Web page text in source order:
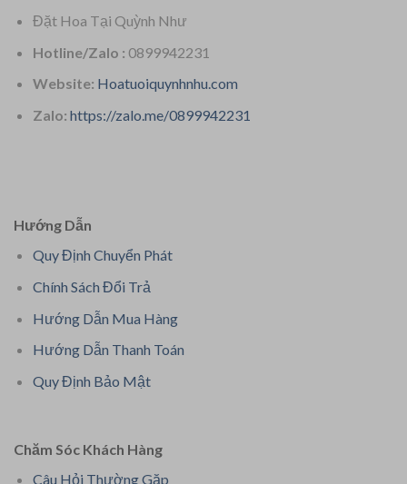
Đặt Hoa Tại Quỳnh Như
Hotline/Zalo : 0899942231
Website: Hoatuoiquynhnhu.com
Zalo: https://zalo.me/0899942231
Hướng Dẫn
Quy Định Chuyển Phát
Chính Sách Đổi Trả
Hướng Dẫn Mua Hàng
Hướng Dẫn Thanh Toán
Quy Định Bảo Mật
Chăm Sóc Khách Hàng
Câu Hỏi Thường Gặp